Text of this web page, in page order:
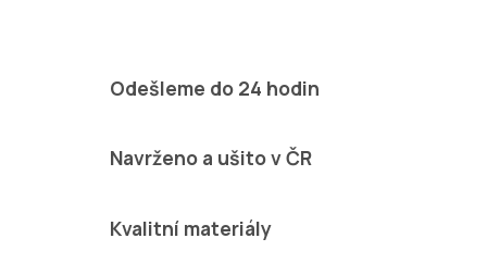
Odešleme do 24 hodin
Navrženo a ušito v ČR
Kvalitní materiály